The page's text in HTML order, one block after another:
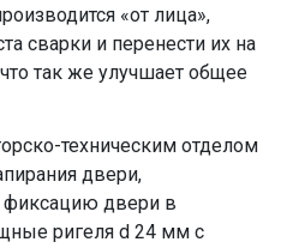
«от лица»,
сварки и перенести их на
так же улучшает общее
техническим отделом
двери,
фиксацию двери в
ригеля d 24 мм с